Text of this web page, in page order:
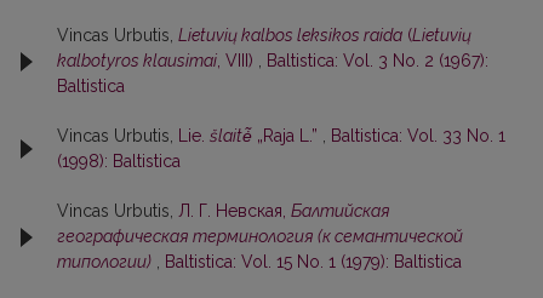
Vincas Urbutis, Lietuvių kalbos leksikos raida (Lietuvių
kalbotyros klausimai, VIII) , Baltistica: Vol. 3 No. 2 (1967):
Baltistica
Vincas Urbutis, Lie. šlaitė̃ „Raja L.” , Baltistica: Vol. 33 No. 1
(1998): Baltistica
Vincas Urbutis, Л. Г. Невская, Балтийская
географическая терминология (к семантической
типологии) , Baltistica: Vol. 15 No. 1 (1979): Baltistica